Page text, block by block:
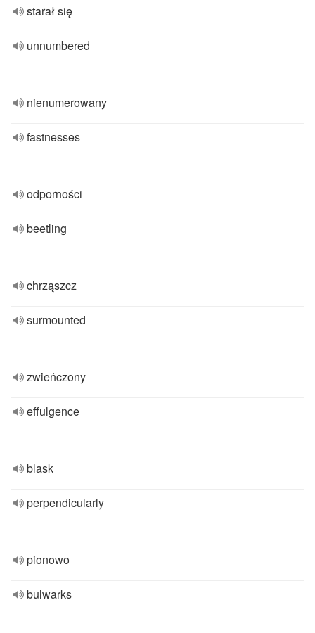
starał się
unnumbered
nienumerowany
fastnesses
odporności
beetling
chrząszcz
surmounted
zwieńczony
effulgence
blask
perpendicularly
pionowo
bulwarks